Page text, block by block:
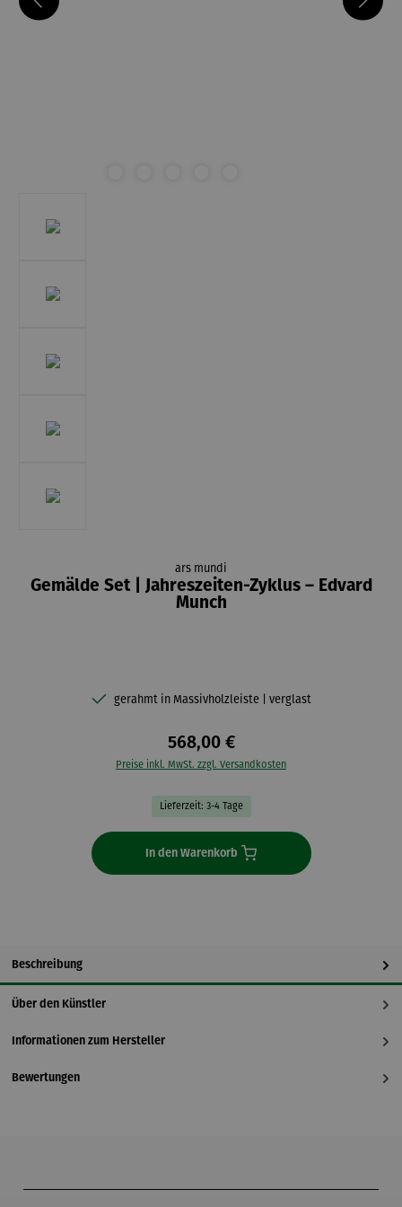
ars mundi
Gemälde Set | Jahreszeiten-Zyklus – Edvard
Munch
gerahmt in Massivholzleiste | verglast
568,00 €
Preise inkl. MwSt. zzgl. Versandkosten
Lieferzeit: 3-4 Tage
In den Warenkorb
Beschreibung
Über den Künstler
Informationen zum Hersteller
Bewertungen